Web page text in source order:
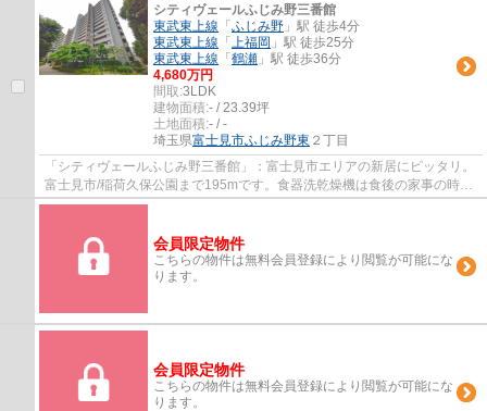
シティヴェールふじみ野三番館
東武東上線 「 ふじみ野 」駅 徒歩4分
東武東上線 「 上福岡 」駅 徒歩25分
東武東上線 「 鶴瀬 」駅 徒歩36分
4,680万円
間取:3LDK
建物面積:- / 23.39坪
土地面積:- / -
埼玉県富士見市ふじみ野東 ２丁目
「シティヴェールふじみ野三番館」：富士見市エリアの新居にピッタリ。
富士見市/稲荷久保公園まで195mです。食器洗乾燥機は食後の家事の時間
短縮に役立ちます。駅から物件まで徒歩4分...
会員限定物件
こちらの物件は無料会員登録により閲覧が可能にな
ります。
会員限定物件
こちらの物件は無料会員登録により閲覧が可能にな
ります。